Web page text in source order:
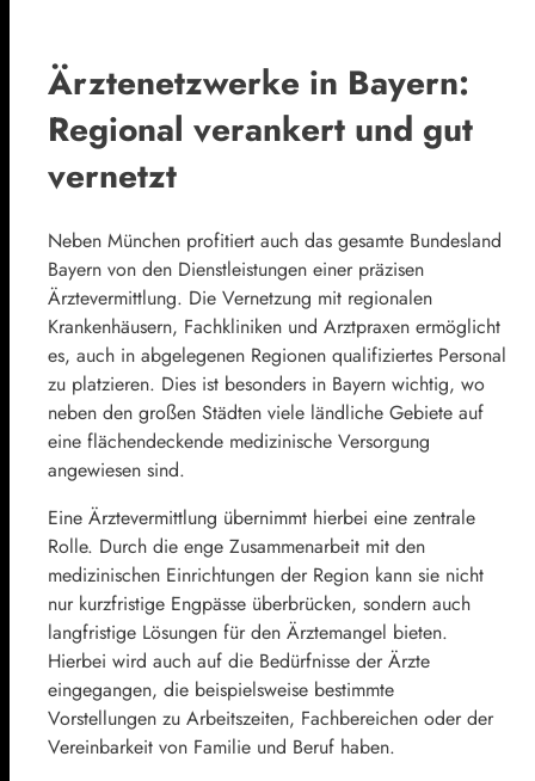
Ärztenetzwerke in Bayern:
Regional verankert und gut
vernetzt
Neben München profitiert auch das gesamte Bundesland
Bayern von den Dienstleistungen einer präzisen
Ärztevermittlung. Die Vernetzung mit regionalen
Krankenhäusern, Fachkliniken und Arztpraxen ermöglicht
es, auch in abgelegenen Regionen qualifiziertes Personal
zu platzieren. Dies ist besonders in Bayern wichtig, wo
neben den großen Städten viele ländliche Gebiete auf
eine flächendeckende medizinische Versorgung
angewiesen sind.
Eine Ärztevermittlung übernimmt hierbei eine zentrale
Rolle. Durch die enge Zusammenarbeit mit den
medizinischen Einrichtungen der Region kann sie nicht
nur kurzfristige Engpässe überbrücken, sondern auch
langfristige Lösungen für den Ärztemangel bieten.
Hierbei wird auch auf die Bedürfnisse der Ärzte
eingegangen, die beispielsweise bestimmte
Vorstellungen zu Arbeitszeiten, Fachbereichen oder der
Vereinbarkeit von Familie und Beruf haben.